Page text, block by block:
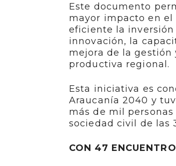
Este documento
mayor impacto en
eficiente la
innovación, la
mejora de la
productiva regional.
Esta iniciativa es
Araucanía 2040 y
más de mil
sociedad civil de las
CON 47